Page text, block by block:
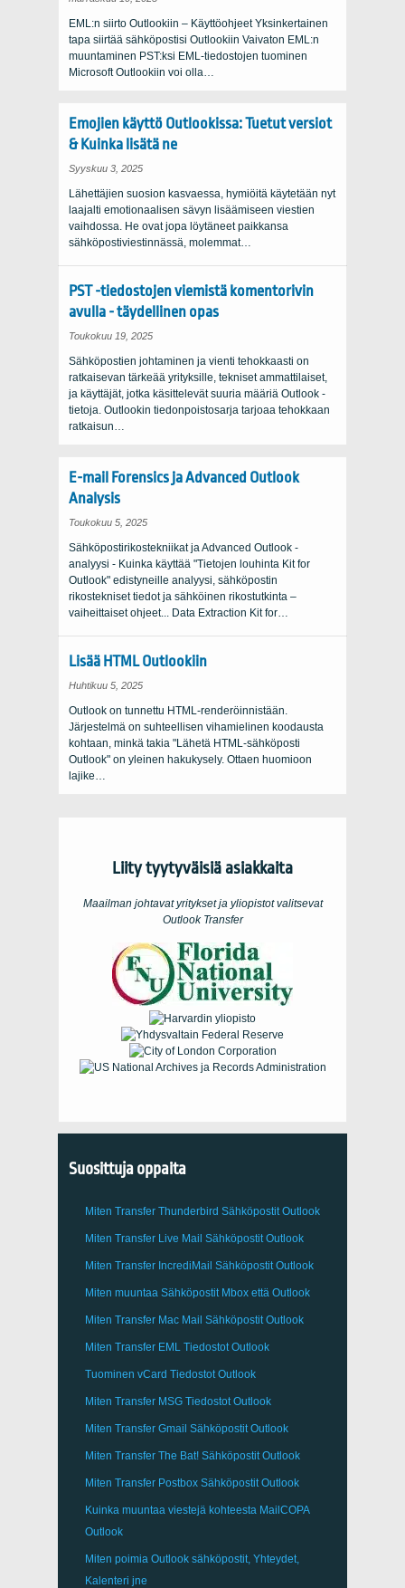
EML:n siirto Outlookiin – Käyttöohjeet Yksinkertainen
tapa siirtää sähköpostisi Outlookiin Vaivaton EML:n
muuntaminen PST:ksi EML-tiedostojen tuominen
Microsoft Outlookiin voi olla…
Emojien käyttö Outlookissa: Tuetut versiot
& Kuinka lisätä ne
Syyskuu 3, 2025
Lähettäjien suosion kasvaessa, hymiöitä käytetään nyt
laajalti emotionaalisen sävyn lisäämiseen viestien
vaihdossa. He ovat jopa löytäneet paikkansa
sähköpostiviestinnässä, molemmat…
PST -tiedostojen viemistä komentorivin
avulla - täydellinen opas
Toukokuu 19, 2025
Sähköpostien johtaminen ja vienti tehokkaasti on
ratkaisevan tärkeää yrityksille, tekniset ammattilaiset,
ja käyttäjät, jotka käsittelevät suuria määriä Outlook -
tietoja. Outlookin tiedonpoistosarja tarjoaa tehokkaan
ratkaisun…
E-mail Forensics ja Advanced Outlook
Analysis
Toukokuu 5, 2025
Sähköpostirikostekniikat ja Advanced Outlook -
analyysi - Kuinka käyttää "Tietojen louhinta Kit for
Outlook" edistyneille analyysi, sähköpostin
rikostekniset tiedot ja sähköinen rikostutkinta –
vaiheittaiset ohjeet... Data Extraction Kit for…
Lisää HTML Outlookiin
Huhtikuu 5, 2025
Outlook on tunnettu HTML-renderöinnistään.
Järjestelmä on suhteellisen vihamielinen koodausta
kohtaan, minkä takia "Lähetä HTML-sähköposti
Outlook" on yleinen hakukysely. Ottaen huomioon
lajike…
Liity tyytyväisiä asiakkaita
Maailman johtavat yritykset ja yliopistot valitsevat
Outlook Transfer
Suosittuja oppaita
Miten Transfer Thunderbird Sähköpostit Outlook
Miten Transfer Live Mail SähköpostitOutlook
Miten Transfer IncrediMail SähköpostitOutlook
Miten muuntaa Sähköpostit Mbox että Outlook
Miten Transfer Mac Mail SähköpostitOutlook
Miten Transfer EML TiedostotOutlook
Tuominen vCard TiedostotOutlook
Miten Transfer MSG TiedostotOutlook
Miten Transfer Gmail SähköpostitOutlook
Miten Transfer The Bat! SähköpostitOutlook
Miten Transfer Postbox Sähköpostit Outlook
Kuinka muuntaa viestejä kohteesta MailCOPA
Outlook
Miten poimia Outlook sähköpostit, Yhteydet,
Kalenteri jne